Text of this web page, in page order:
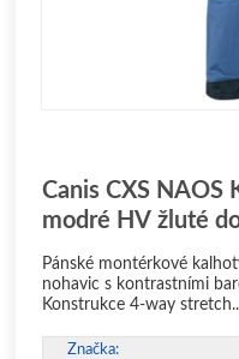
Canis CXS NAOS
modré HV žluté
Pánské montérkové
nohavic s kontrastními
Konstrukce 4-way
Značka: